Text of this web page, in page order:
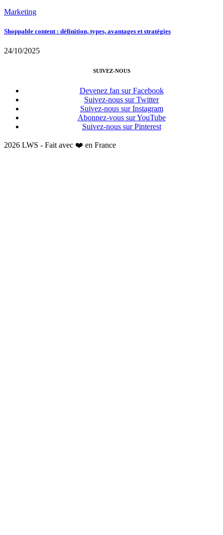
Marketing
Shoppable content : définition, types, avantages et stratégies
24/10/2025
SUIVEZ-NOUS
Devenez fan sur Facebook
Suivez-nous sur Twitter
Suivez-nous sur Instagram
Abonnez-vous sur YouTube
Suivez-nous sur Pinterest
2026 LWS - Fait avec ❤️ en France